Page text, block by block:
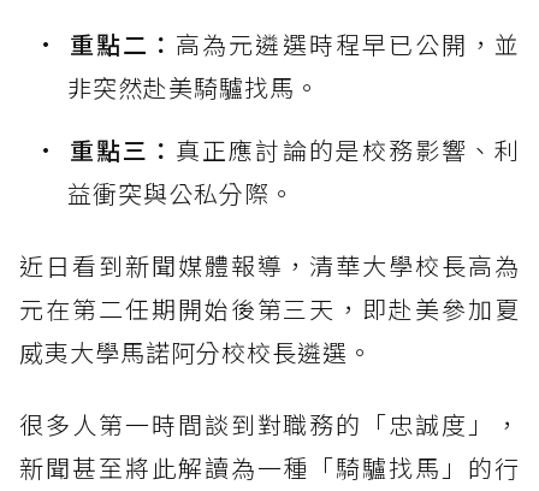
重點二： 高為元遴選時程早已公開，並
非突然赴美騎驢找馬。
重點三： 真正應討論的是校務影響、利
益衝突與公私分際。
近日看到新聞媒體報導，清華大學校長高為
元在第二任期開始後第三天，即赴美參加夏
威夷大學馬諾阿分校校長遴選。
很多人第一時間談到對職務的「忠誠度」，
新聞甚至將此解讀為一種「騎驢找馬」的行